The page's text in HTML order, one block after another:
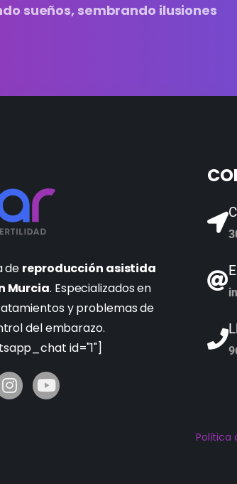
sueños, sembrando ilusiones
de reproducción asistida
Murcia. Especializados en
y problemas de
del embarazo.
id="1"]
Política